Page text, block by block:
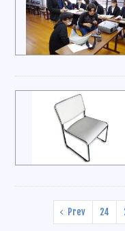
クリスマスツリー，
ビックテント
Forgirl
ハッピ
大阪支店
イ
イベント21.会議
仕切り
オンラ
内定者
試着
たこ焼き
映
Prev 24